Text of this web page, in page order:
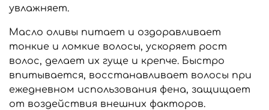
увлажняет.
Масло оливы питает и оздоравливает
тонкие и ломкие волосы, ускоряет рост
волос, делает их гуще и крепче. Быстро
впитывается, восстанавливает волосы при
ежедневном использования фена, защищает
от воздействия внешних факторов.